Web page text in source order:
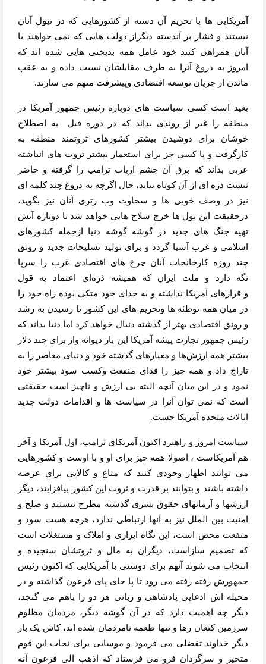
آمریکایی ها با تحریم آن دسته از کشورهایی که در تیول آنان
نیستند و فشار
بر آندسته دیگراز دولت هایی که نمی خواهند با
آنان همراهی کنند خود عامل همه بدبختی هایی شده اند که
امروز به دروغ آنرا به طرف مقابلشان نسبت داده و به عقب
ماندن از جریان توسعه اقتصادی وپیشرفت متهم می سازند.
بعید است کسی سیاست های دوباره رئیس جمهور آمریکا در
منطقه را غیر از روندی بداند که در دوره قبل
به اصطلاح
خوشان برای دوشیدن بیشتر کشورهای ثروتمند منطقه به
کارگرفت و یا کسی جز برای استعمار بیشتر ثروت های انباشته
عربی بداند که برق آن چشم ارباب ترامپ را گرفته و حاضر
نیست ذره
ای از آن کوتاه بیاید، حال اگرچه به دروغ چند کلمه ای
نیز در وصف خوبی ها و سخاوت وب رتری آنان نیز بگوید،
درحقیقت این پول ها خرج سلاح هایی خواهد شد تا دوباره آتش
تهیه جنگ های جدید در گوشه گوشه دنیا ازجمله کشورهای
اسلامی و غرب آسیا گردد و برای تولید تسلیحات جدید و رونق
چند روزه کارخانجات آنان چرخ های اقتصادی غرب را سرپا
نگه
دارد و ملت ایران که همیشه ذره‌ای اعتماد به قول
و قرارهای آمریکا نداشته و به خدای خود متکی بوده راه خود را
در میان همه توطئه ها وتحریم های این کشور تا رسیدن به رشد
و رونق اقتصادی بهتر از گذشته دنبال خواهد کرد اما دنیا بداند که
رئیس جمهور تجارت پیشه آمریکا این بار دیوانه وار برای چند دلار
بیشتر همه ارزش‌ها و معیارهای گذشته خود و دنیای معاصر را به
تاراج داد و همه چیز را فدای منفعت وکسب سود بیشتر خود
نمود و در این میان آنچه البته بی ارزش و ناچیز است حقیقتی
است که نمی توان آنرا در سیاست ها و اقدامات دولت جدید
ایالات متحده آمریکا جست.
سیاست امروز و راهبرد اکنون آمریکای ترامپ، اول آمریکا و آخر
هم آمریکاست ، اصولا همه چیز برای او و با اوست و کشورهایی
می توانند اظهار وجودی کنند که متاع و کالایی برای عرضه
داشته باشند و بتوانند بر قدرت و ثروت این کشور بیافزایند، دیگر
ارزشها و آرمانهای حقوق بشری گذشته مطرح نیستند و صلح و
امنیت بین الملل نیز به آنها ارتباطی ندارد، هرچه هست سود و
منفعت محض است، این نگاه ابزاری و املاک و مستغلات است
که تصمیم سازاست، دیگران به مال و ثروتشان سنجیده و
انتخاب می شوند آنهم برای دوستی با آمریکایی که اکنون رئیس
جمهورش رفته رفته می رود تا پا جای پای فرعون گذاشته و در
مخیله اش ادعایی پادشاهی و ربانی هر دو را باهم می گنجد،
دیگر چه اهمیت دارد که در آن گوشه دیگر، مردمان مظلوم
سرزمین کنعان رها و تنها طعمه نامردمان شده اند، کاش یک بار
دیگر خداوند تفضلی می فرمود و موسایی برای نجات این قوم
متحیر و سرگردان فرو می فرستاد که اذهب الی فرعون آنه